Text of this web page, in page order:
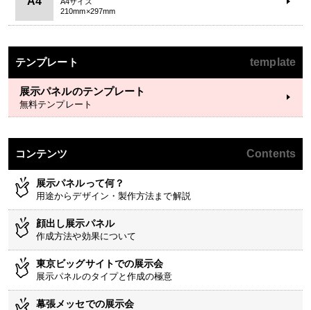
210mm×297mm
テンプレート template
展示パネルのテンプレート
無料テンプレート
コンテンツ Contents
展示パネルって何？
用途からデザイン・製作方法まで解説
顔出し展示パネル
作成方法や効果について
東京ビッグサイトでの展示会
展示パネルのタイプと作成の極意
幕張メッセでの展示会